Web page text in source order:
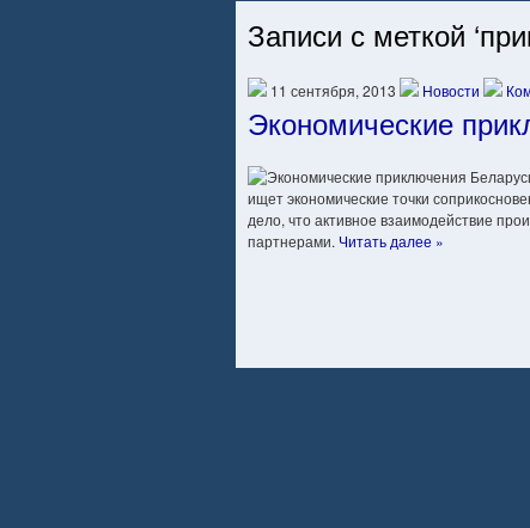
Записи с меткой
11 сентября, 2013 Новости
Экономические
ищет экономические точки
дело, что активное взаимодействие
партнерами. Читать далее »